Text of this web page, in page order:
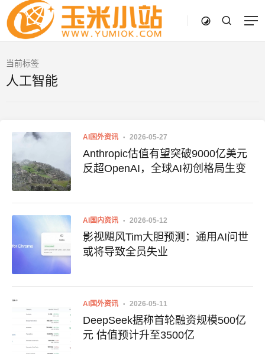
当前标签
人工智能
AI国外资讯 2026-05-27
Anthropic估值有望突破9000亿美元
反超OpenAI，全球AI初创格局生变
AI国内资讯 2026-05-12
影视飓风Tim大胆预测：通用AI问世
或将导致全员失业
AI国外资讯 2026-05-11
DeepSeek据称首轮融资规模500亿
元 估值预计升至3500亿